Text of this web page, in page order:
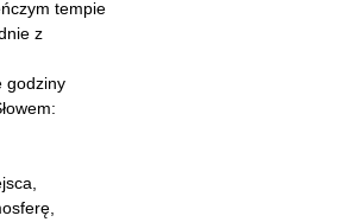
tempie
z
godziny